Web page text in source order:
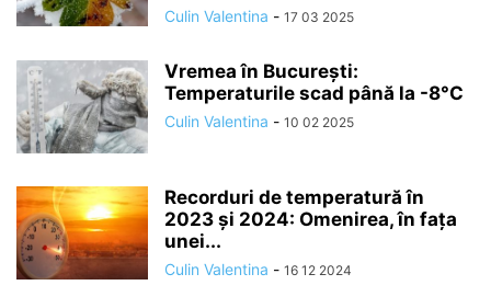
Culin Valentina - 17 03 2025
Vremea în București:
Temperaturile scad până la -8°C
Culin Valentina - 10 02 2025
Recorduri de temperatură în
2023 și 2024: Omenirea, în fața
unei...
Culin Valentina - 16 12 2024